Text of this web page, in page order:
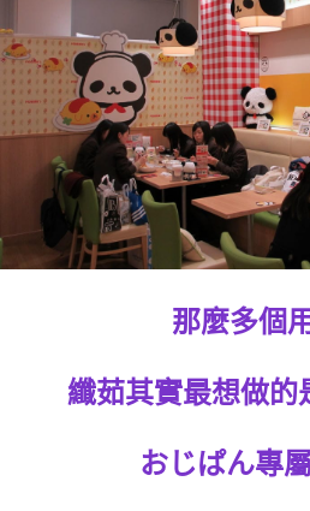
那麼多個
纖茹其實最想做
おじぱん專